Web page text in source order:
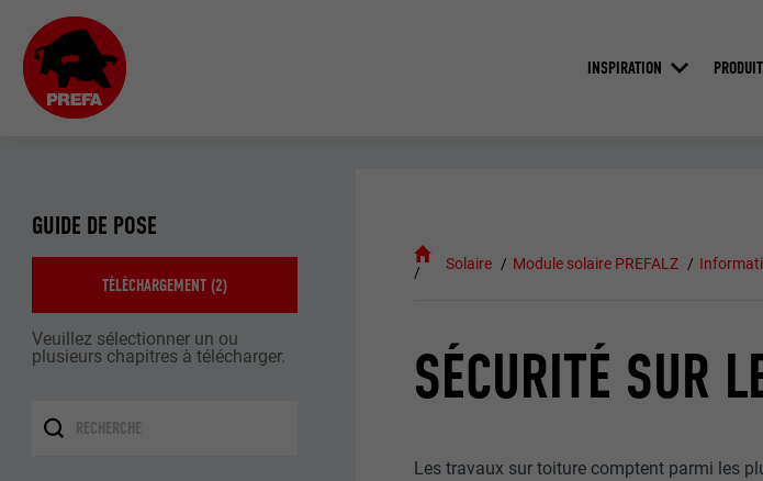
INSPIRATION
GUIDE DE POSE
TÉLÉCHARGEMENT (2)
Veuillez sélectionner un ou
plusieurs chapitres à télécharger.
Solaire Module solaire PREFALZ
SÉCURITÉ SUR
Les travaux sur toiture comptent parmi les